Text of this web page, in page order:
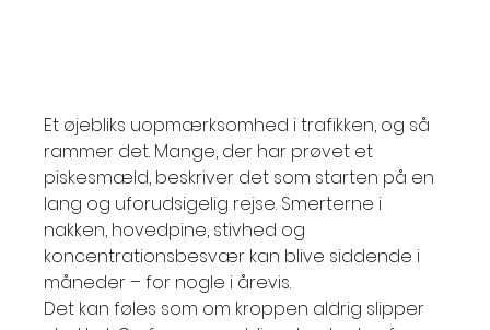
Et øjebliks uopmærksomhed i trafikken, og så
rammer det. Mange, der har prøvet et
piskesmæld, beskriver det som starten på en
lang og uforudsigelig rejse. Smerterne i
nakken, hovedpine, stivhed og
koncentrationsbesvær kan blive siddende i
måneder – for nogle i årevis.
Det kan føles som om kroppen aldrig slipper